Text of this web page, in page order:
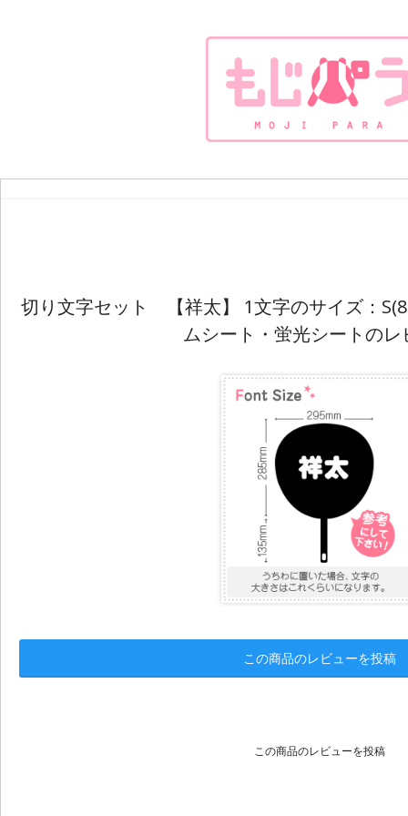
切り文字セット 【祥太】 1文字のサイズ：
ムシート・蛍光シートのレ
この商品のレビューを投稿
この商品のレビューを投稿